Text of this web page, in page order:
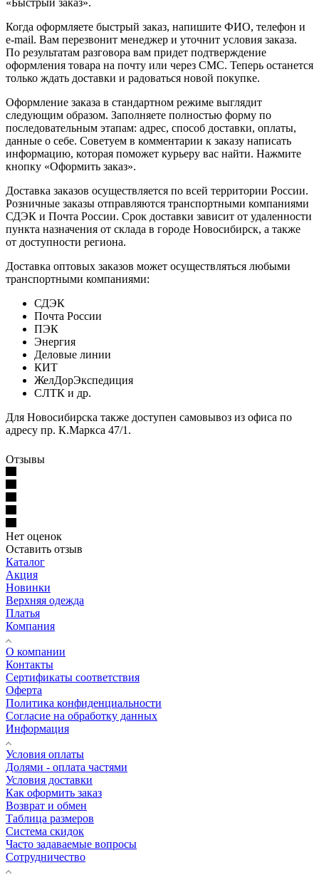
Когда оформляете быстрый заказ, напишите ФИО, телефон и
e-mail. Вам перезвонит менеджер и уточнит условия заказа.
По результатам разговора вам придет подтверждение
оформления товара на почту или через СМС. Теперь останется
только ждать доставки и радоваться новой покупке.
Оформление заказа в стандартном режиме выглядит
следующим образом. Заполняете полностью форму по
последовательным этапам: адрес, способ доставки, оплаты,
данные о себе. Советуем в комментарии к заказу написать
информацию, которая поможет курьеру вас найти. Нажмите
кнопку «Оформить заказ».
Доставка заказов осуществляется по всей территории России.
Розничные заказы отправляются транспортными компаниями
СДЭК и Почта России. Срок доставки зависит от удаленности
пункта назначения от склада в городе Новосибирск, а также
от доступности региона.
Доставка оптовых заказов может осуществляться любыми
транспортными компаниями:
СДЭК
Почта России
ПЭК
Энергия
Деловые линии
КИТ
ЖелДорЭкспедиция
СЛТК и др.
Для Новосибирска также доступен самовывоз из офиса по
адресу пр. К.Маркса 47/1.
Отзывы
Нет оценок
Оставить отзыв
Каталог
Акция
Новинки
Верхняя одежда
Платья
Компания
О компании
Контакты
Сертификаты соответствия
Оферта
Политика конфиденциальности
Согласие на обработку данных
Информация
Условия оплаты
Долями - оплата частями
Условия доставки
Как оформить заказ
Возврат и обмен
Таблица размеров
Система скидок
Часто задаваемые вопросы
Сотрудничество